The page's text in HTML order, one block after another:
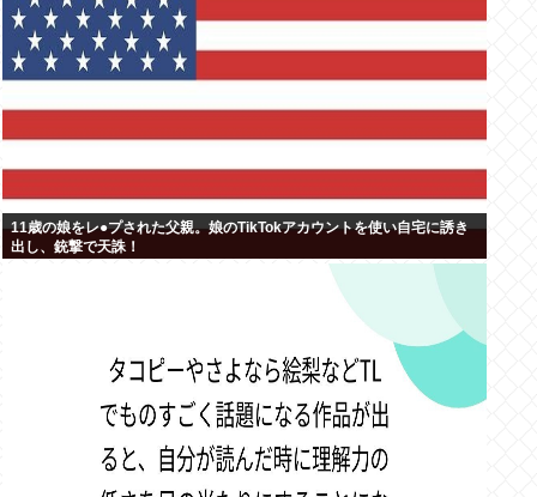
11歳の娘をレ●プされた父親。娘のTikTokアカウントを使い自宅に誘き
出し、銃撃で天誅！